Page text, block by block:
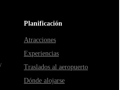
Planificación
Atracciones
Experiencias
Traslados al aeropuerto
Dónde alojarse